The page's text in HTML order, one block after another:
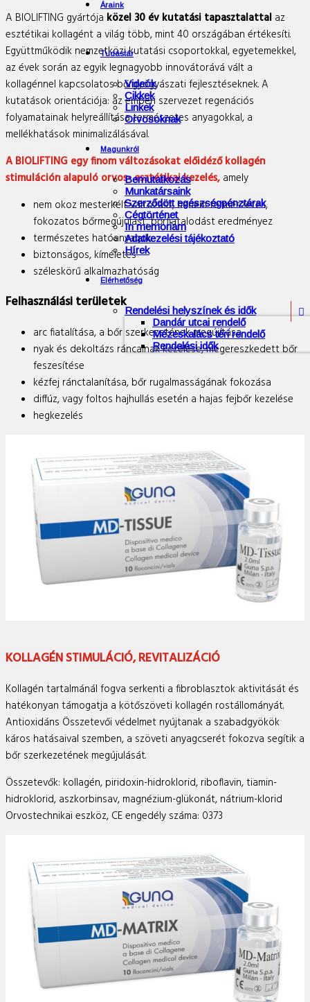
Áraink
Tudástár
Videók
Cikkek
Linkek
Orvosoknak
Magunkról
Bemutatkozás
Munkatársaink
Szerződött egészségpénztárak
Cégtörténet
In memoriam
Adatkezelési tájékoztató
Hírek
Elérhetőség
Rendelési helyszínek és idők 
Dandár utcai rendelő
Mézeskalács téri rendelő
Rendelési idők
A BIOLIFTING gyártója közel 30 év kutatási tapasztalattal az
esztétikai kollagént a világ több, mint 40 országában értékesíti.
Együttműködik nemzetközi kutatási csoportokkal, egyetemekkel,
az évek során az egyik legnagyobb innovátorává vált a
kollagénnel kapcsolatos bőrgyógyászati fejlesztéseknek. A
kutatások orientációja: az emberi szervezet regenációs
folyamatainak helyreállítása természetes anyagokkal, a
mellékhatások minimalizálásával.
A BIOLIFTING egy finom változásokat előidéző kollagén
stimuláción alapuló orvos- esztétikai kezelés, amely
nem okoz mesterkélt változást, hanem természetes,
fokozatos bőrmegújulást, bőrfiatalodást eredményez
természetes hatóanyagok
biztonságos, kíméletes
széleskörű alkalmazhatóság
Felhasználási területek
arc fiatalítása, a bőr szerkezetének megújítása
nyak és dekoltázs ráncainak kezelése, megereszkedett bőr
feszesítése
kézfej ránctalanítása, bőr rugalmasságának fokozása
diffúz, vagy foltos hajhullás esetén a hajas fejbőr kezelése
hegkezelés
KOLLAGÉN STIMULÁCIÓ, REVITALIZÁCIÓ
Kollagén tartalmánál fogva serkenti a fibroblasztok aktivitását és
hatékonyan támogatja a kötőszöveti kollagén rostállományát.
Antioxidáns Összetevői védelmet nyújtanak a szabadgyökök
káros hatásaival szemben, a szöveti anyagcserét fokozva segítik a
bőr szerkezetének megújulását.
Összetevők: kollagén, piridoxin-hidroklorid, riboflavin, tiamin-
hidroklorid, aszkorbinsav, magnézium-glükonát, nátrium-klorid
Orvostechnikai eszköz, CE engedély száma: 0373